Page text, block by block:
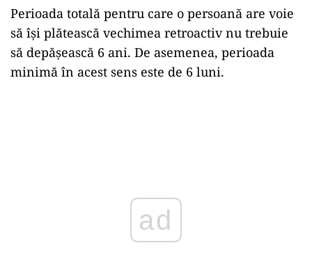
Perioada totală pentru care o persoană are voie
să își plătească vechimea retroactiv nu trebuie
să depășească 6 ani. De asemenea, perioada
minimă în acest sens este de 6 luni.
ad